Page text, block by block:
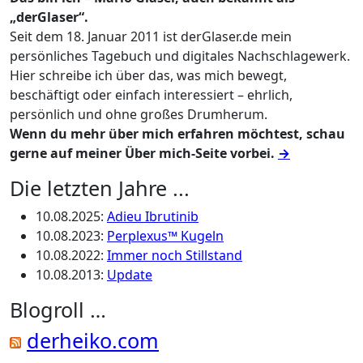
„derGlaser“.
Seit dem 18. Januar 2011 ist derGlaser.de mein
persönliches Tagebuch und digitales Nachschlagewerk.
Hier schreibe ich über das, was mich bewegt,
beschäftigt oder einfach interessiert – ehrlich,
persönlich und ohne großes Drumherum.
Wenn du mehr über mich erfahren möchtest, schau
gerne auf meiner Über mich-Seite vorbei. →
Die letzten Jahre ...
10.08.2025: Adieu Ibrutinib
10.08.2023: Perplexus™ Kugeln
10.08.2022: Immer noch Stillstand
10.08.2013: Update
Blogroll …
derheiko.com